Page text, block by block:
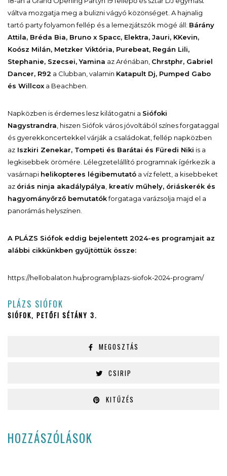
váltva mozgatja meg a bulizni vágyó közönséget. A hajnalig
tartó party folyamon fellép és a lemezjátszók mögé áll: Bárány
Attila, Bréda Bia, Bruno x Spacc, Elektra, Jauri, KKevin,
Koósz Milán, Metzker Viktória, Purebeat, Regán Lili,
Stephanie, Szecsei, Yamina az Arénában, Chrstphr, Gabriel
Dancer, R92 a Clubban, valamin Katapult Dj, Pumped Gabo
és Willcox a Beachben.
Napközben is érdemes lesz kilátogatni a Siófoki
Nagystrandra , hiszen Siófok város jóvoltából színes forgataggal
és gyerekkoncertekkel várják a családokat, fellép napközben
az Iszkiri Zenekar, Tompeti és Barátai és Füredi Niki is a
legkisebbek örömére. Lélegzetelállító programnak ígérkezik a
vasárnapi helikopteres légibemutató a víz felett, a kisebbeket
az óriás ninja akadálypálya kreatív műhely, óriáskerék és
hagyományőrző bemutatókforgataga varázsolja majd el a
panorámás helyszínen.
A PLÁZS Siófok eddig bejelentett 2024-es programjait az
alábbi cikkünkben gyűjtöttük össze:
https://hellobalaton.hu/program/plazs-siofok-2024-program/
PLÁZS SIÓFOK
SIÓFOK, PETŐFI SÉTÁNY 3.
MEGOSZTÁS
CSIRIP
KITŰZÉS
HOZZÁSZÓLÁSOK